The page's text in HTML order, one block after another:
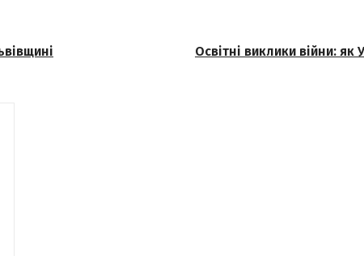
Освітні виклики війни: